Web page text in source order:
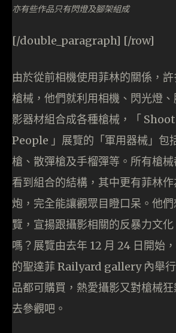
亦有些作品只有閃燈及腳架組成
[/double_paragraph] [/row]
由於從前相機使用菲林的關係，
槍械，他們就利用相機、閃光燈
影器材組合成各種槍械，「
People 」展覽的「軍用器械」包
槍、散彈槍及手榴彈等。所有槍
看到組合的結構，其中更有菲林
炮，完全能讓觀眾目瞪口呆。他
覽，宣揚跟攝影相關的反暴力文化
嗎？展覽由去年 12 月 24 日開始
的聖達菲 Railyard gallery 內舉
品都可購買，熱愛攝影又對槍械
去參觀吧。